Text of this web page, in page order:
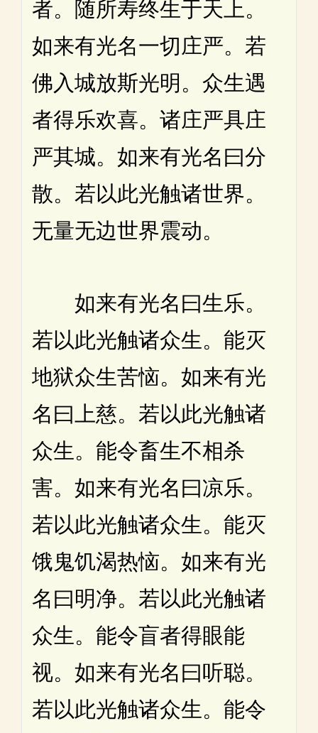
者。随所寿终生于天上。
如来有光名一切庄严。若
佛入城放斯光明。众生遇
者得乐欢喜。诸庄严具庄
严其城。如来有光名曰分
散。若以此光触诸世界。
无量无边世界震动。
如来有光名曰生乐。
若以此光触诸众生。能灭
地狱众生苦恼。如来有光
名曰上慈。若以此光触诸
众生。能令畜生不相杀
害。如来有光名曰凉乐。
若以此光触诸众生。能灭
饿鬼饥渴热恼。如来有光
名曰明净。若以此光触诸
众生。能令盲者得眼能
视。如来有光名曰听聪。
若以此光触诸众生。能令